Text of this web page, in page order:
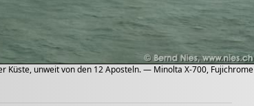
unweit von den 12 Aposteln. — Minolta X-700, Fujichrome